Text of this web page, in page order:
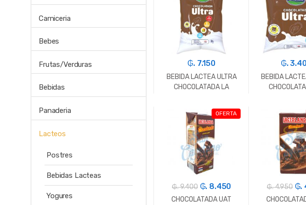
₲. 7.150
BEBIDA LACTEA ULTRA
CHOCOLATADA LA
Un. +
₲.
BEBIDA
Un.
OFERTA
₲. 9.400 ₲. 8.450
CHOCOLATADA UAT
₲. 4.950 ₲.
Carniceria
Bebes
Frutas/Verduras
Bebidas
Panaderia
Lacteos
Postres
Bebidas Lacteas
Yogures